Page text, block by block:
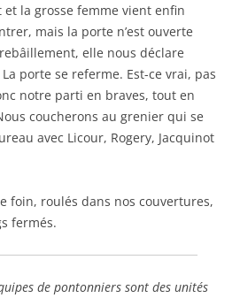
la grosse femme vient enfin
mais la porte n’est ouverte
elle nous déclare
porte se referme. Est-ce vrai, pas
notre parti en braves, tout en
coucherons au grenier qui se
avec Licour, Rogery, Jacquinot
foin, roulés dans nos couvertures,
fermés.
de pontonniers sont des unités